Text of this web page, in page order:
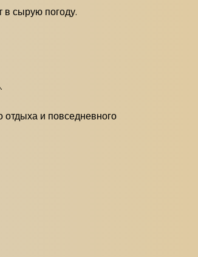
сырую погоду.
и повседневного